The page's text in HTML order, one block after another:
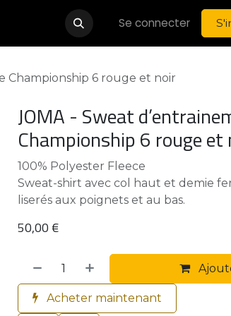
Contactez-nous Se connecter
Championship 6 rouge et noir
JOMA - Sweat
Championship 6 rouge et
100% Polyester Fleece
Sweat-shirt avec col haut et demie
liserés aux poignets et au bas.
50,00 €
Acheter maintenant